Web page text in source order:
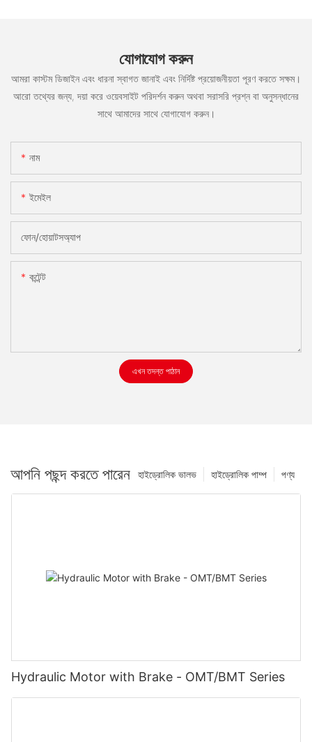
যোগাযোগ করুন
আমরা কাস্টম ডিজাইন এবং ধারনা স্বাগত জানাই এবং নির্দিষ্ট প্রয়োজনীয়তা পূরণ করতে সক্ষম।
আরো তথ্যের জন্য, দয়া করে ওয়েবসাইট পরিদর্শন করুন অথবা সরাসরি প্রশ্ন বা অনুসন্ধানের
সাথে আমাদের সাথে যোগাযোগ করুন।
নাম
ইমেইল
ফোন/হোয়াটসঅ্যাপ
কন্টেন্ট
এখন তদন্ত পাঠান
আপনি পছন্দ করতে পারেন পণ্য
হাইড্রোলিক পাম্প
হাইড্রোলিক ভালভ
Hydraulic Motor with Brake - OMT/BMT Series